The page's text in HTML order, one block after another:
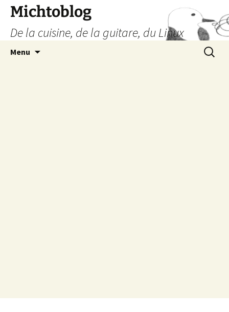
Aller
contenu
Michtoblog
De la cuisine, de la guitare, du Linux
Menu